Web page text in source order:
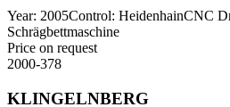
Year: 2005Control: HeidenhainCNC
Schrägbettmaschine
Price on request
2000-378
KLINGELNBERG